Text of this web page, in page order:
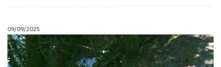
09/09/2025